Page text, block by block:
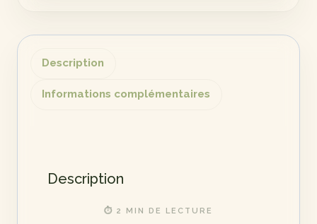
Description
Informations complémentaires
Description
⏱ 2 MIN DE LECTURE